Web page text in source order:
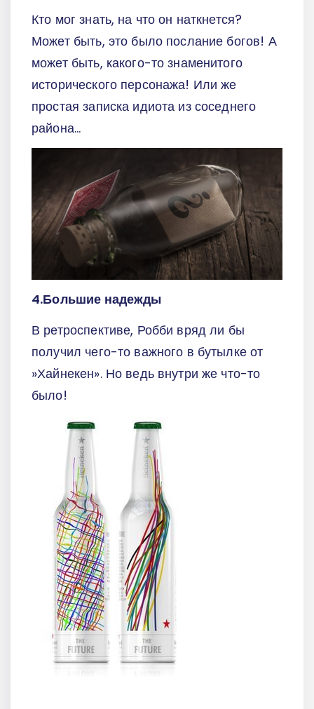
Кто мог знать, на что он наткнется?
Может быть, это было послание богов! А
может быть, какого-то знаменитого
исторического персонажа! Или же
простая записка идиота из соседнего
района…
4.Большие надежды
В ретроспективе, Робби вряд ли бы
получил чего-то важного в бутылке от
»Хайнекен». Но ведь внутри же что-то
было!